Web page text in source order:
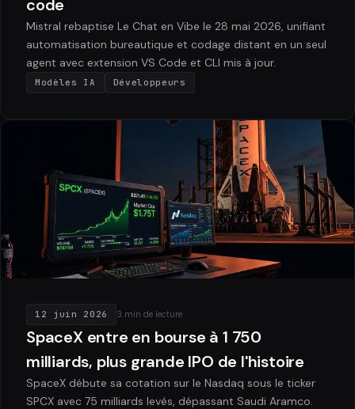
code
Mistral rebaptise Le Chat en Vibe le 28 mai 2026, unifiant
automatisation bureautique et codage distant en un seul
agent avec extension VS Code et CLI mis à jour.
Modèles IA Développeurs
12 juin 2026 3 min de lecture
SpaceX entre en bourse à 1 750
milliards, plus grande IPO de l'histoire
SpaceX débute sa cotation sur le Nasdaq sous le ticker
SPCX avec 75 milliards levés, dépassant Saudi Aramco.